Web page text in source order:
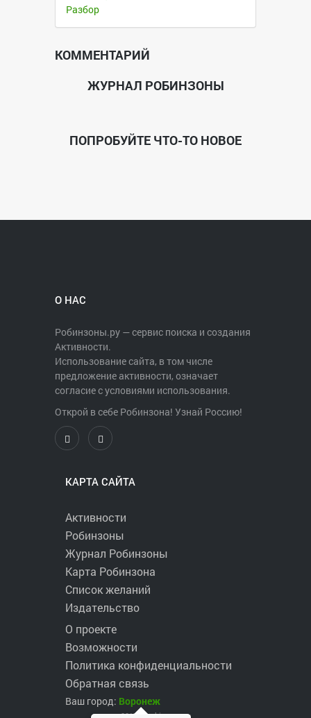
Разбор
КОММЕНТАРИЙ
ЖУРНАЛ РОБИНЗОНЫ
ПОПРОБУЙТЕ ЧТО-ТО НОВОЕ
О НАС
Робинзоны.ру — сервис поиска и создания
Активности.
Использование сайта, в том числе
предложение активности, означает
согласие с условиями использования.
Открой в себе Робинзона! Узнай Россию!
КАРТА САЙТА
Активности
Робинзоны
Журнал Робинзоны
Карта Робинзона
Список желаний
Издательство
О проекте
Возможности
Политика конфиденциальности
Обратная связь
Ваш город: Воронеж
2017 ©robinzons.ru